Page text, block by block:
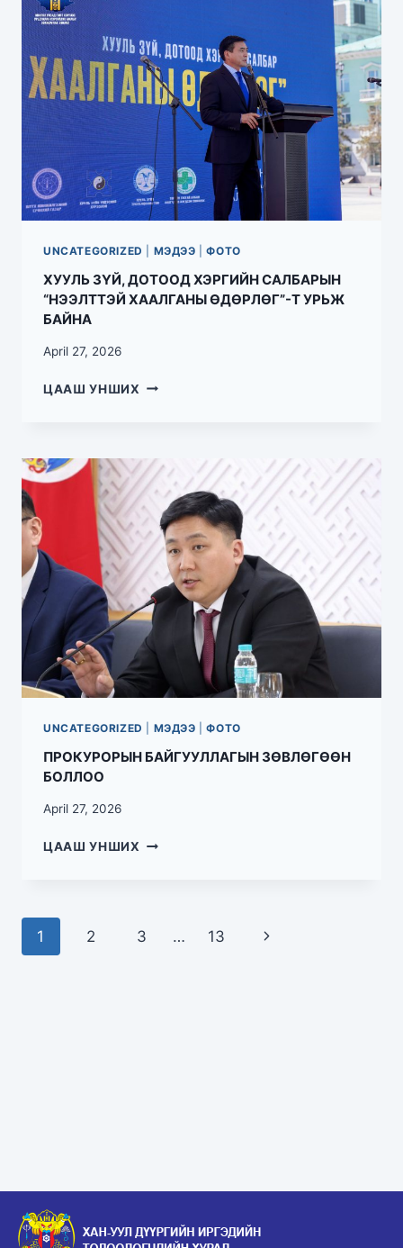
UNCATEGORIZED МЭДЭЭ |ФОТО
ХУУЛЬ ЗҮЙ, ДОТООД ХЭРГИЙН САЛБАРЫН
“НЭЭЛТТЭЙ ХААЛГАНЫ ӨДӨРЛӨГ”-Т УРЬЖ
БАЙНА
April 27, 2026
ЦААШ УНШИХ
UNCATEGORIZED МЭДЭЭ |ФОТО
ПРОКУРОРЫН БАЙГУУЛЛАГЫН ЗӨВЛӨГӨӨН
БОЛЛОО
April 27, 2026
ЦААШ УНШИХ
1 2 3 … 13